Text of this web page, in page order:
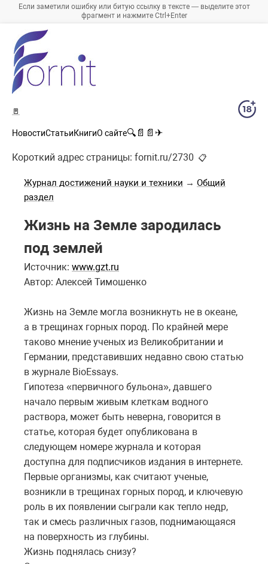
Если заметили ошибку или битую ссылку в тексте — выделите этот
фрагмент и нажмите Ctrl+Enter
🚪
НовостиСтатьиКнигиО сайте🔍 📄 📄 ✈
Короткий адрес страницы: fornit.ru/2730 📋
Журнал достижений науки и техники → Общий
раздел
Жизнь на Земле зародилась
под землей
Источник: www.gzt.ru
Автор: Алексей Тимошенко
Жизнь на Земле могла возникнуть не в океане,
а в трещинах горных пород. По крайней мере
таково мнение ученых из Великобритании и
Германии, представивших недавно свою статью
в журнале BioEssays.
Гипотеза «первичного бульона», давшего
начало первым живым клеткам водного
раствора, может быть неверна, говорится в
статье, которая будет опубликована в
следующем номере журнала и которая
доступна для подписчиков издания в интернете.
Первые организмы, как считают ученые,
возникли в трещинах горных пород, и ключевую
роль в их появлении сыграли как тепло недр,
так и смесь различных газов, поднимающаяся
на поверхность из глубины.
Жизнь поднялась снизу?